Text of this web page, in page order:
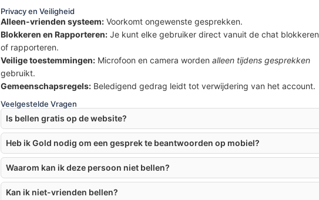
Privacy en Veiligheid
Alleen-vrienden systeem: Voorkomt ongewenste gesprekken.
Blokkeren en Rapporteren: Je kunt elke gebruiker direct vanuit de chat blokkeren
of rapporteren.
Veilige toestemmingen: Microfoon en camera worden alleen tijdens gesprekken
gebruikt.
Gemeenschapsregels: Beledigend gedrag leidt tot verwijdering van het account.
Veelgestelde Vragen
Is bellen gratis op de website?
Heb ik Gold nodig om een gesprek te beantwoorden op mobiel?
Waarom kan ik deze persoon niet bellen?
Kan ik niet-vrienden bellen?